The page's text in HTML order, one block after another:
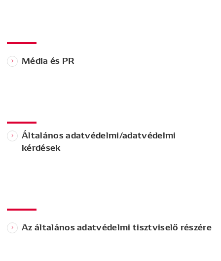
Média és PR
Általános adatvédelmi/adatvédelmi
kérdések
Az általános adatvédelmi tisztviselő részére